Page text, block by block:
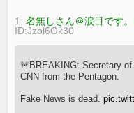
1:名無しさん＠涙目です
ID:Jzol6Ok30
🚨BREAKING: Secretary
CNN from the Pentagon.
Fake News is dead.